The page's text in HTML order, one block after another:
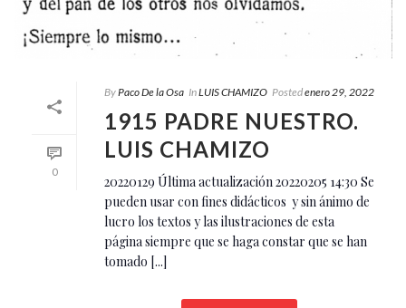
0
ByPaco De la Osa InLUIS CHAMIZO Postedenero 29, 2022
1915 PADRE NUESTRO.
LUIS CHAMIZO
20220129 Última actualización 20220205 14:30 Se
pueden usar con fines didácticos y sin ánimo de
lucro los textos y las ilustraciones de esta
página siempre que se haga constar que se han
tomado [...]